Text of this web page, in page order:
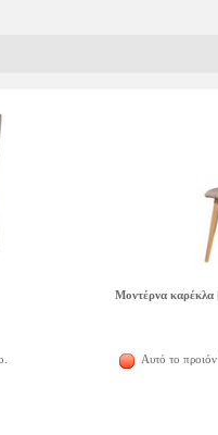
Μοντέρνα καρέκλα
Αυτό το προιόν